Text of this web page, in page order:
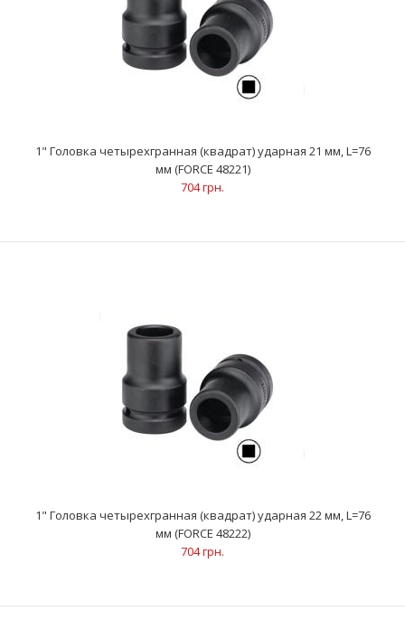
(FORCE 48221)
704 грн.
(FORCE 48222)
1" Головка четырехгранная (квадрат) ударная 21 мм, L=76
мм (FORCE 48221)
704 грн.
1" Головка четырехгранная (квадрат) ударная 22 мм, L=76
мм (FORCE 48222)
704 грн.